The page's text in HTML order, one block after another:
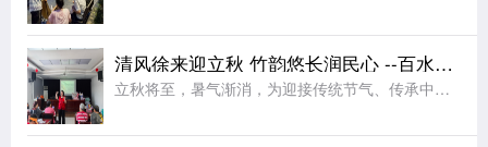
清风徐来迎立秋 竹韵悠长润民心 --百水家园社区竹编扇手工体验润民心
立秋将至，暑气渐消，为迎接传统节气、传承中华优秀传统文化，丰富辖区居民夏日及立秋时节精神文化生活，让大家近距离感受非遗手工艺的独特魅力，8月6日上午，栖霞区马群街道百水家园社区党委、新时代文明实践站联